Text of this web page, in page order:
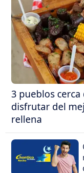
3 pueblos
disfrutar del
rellena